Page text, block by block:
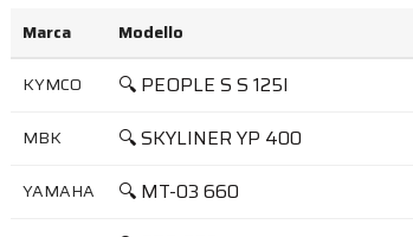
Marca Modello
KYMCO
🔍 PEOPLE S S 125I
MBK 🔍 SKYLINER YP 400
YAMAHA 🔍 MT-03 660